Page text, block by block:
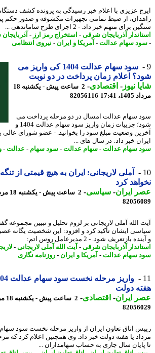
عزیزی با اعلام خبر رسیدگی به پرونده کشف دستگاه
از ضبط تمامی تجهیزات مکشوفه و صدور حکم
برای متهم خبر داد. - 2 اجرای طرح ساماندهی ...
آذربایجان شرقی-استخراج رمز ارز- آذربایجان
سهام عدالت-آمریکا و ایران - نیروی انتظامی
سود سهام عدالت 1404 کی واریز می
اعلام زمان پرداخت در دو نوبت
نیوز-اقتصادی-
2 ساعت پیش - یکشنبه 18
17:41
82056116
سهام عدالت امسال در دو مرحله پرداخت می
شود؛ جزییات زمان واریز سود سهام عدالت 1404 و
وضعیت مبلغ سود را بخوانید. - عضو شورای عالی
خبر داد: در سال های ...
سهام عدالت-سهام عدالت-سود سهام-عدالت-واریز
آملی لاریجانی: ایران به هیچ قیمتی از
کرد
ایران- سیاسی-2 ساعت پیش - یکشنبه 18 مرداد 1405، 17:35
الله آملی لاریجانی بر لزوم تحلیل و تبیین مجموعه
ایشان تأکید کرد و افزود: این شخصیت یگانه عصر ما
بازتعریف شود. - 2 مدیرعامل روس اتم:
آذربایجان شرقی-آیت الله آملی لاریجانی-لاریجانی
سهام عدالت-آمریکا و ایران - روزنامه نگاری
دولت
ایران- اقتصادی-2 ساعت پیش - یکشنبه 18 مرداد 1405، 17:25
یا هفته دولت خبر داد. وی همچنین اعلام کرد که مرحله
سال جاری به حساب سهامداران ...